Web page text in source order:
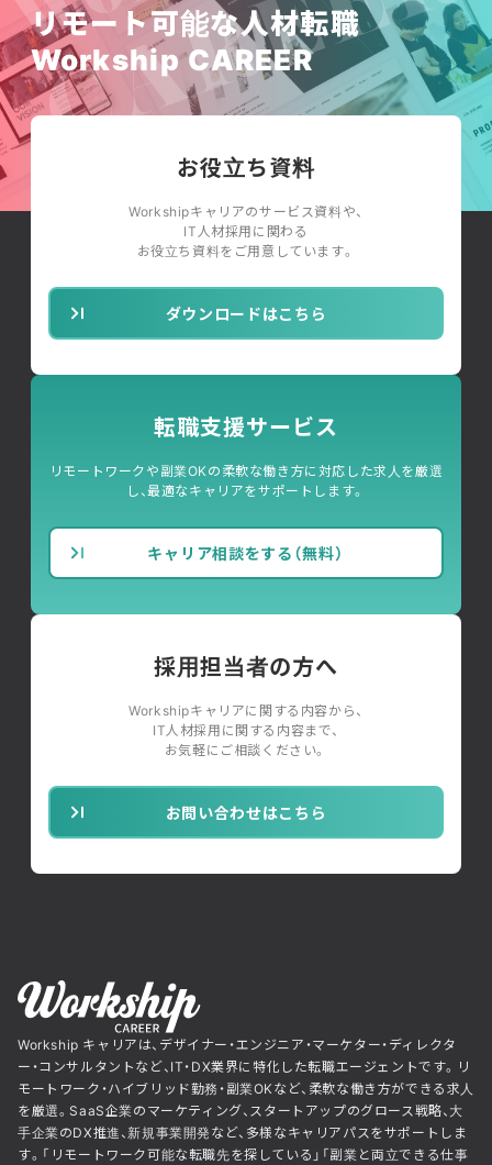
リモート可能な人材転職
Workship CAREER
お役立ち資料
Workshipキャリアのサービス資料や、
IT人材採用に関わる
お役立ち資料をご用意しています。
ダウンロードはこちら
転職支援サービス
リモートワークや副業OKの柔軟な働き方に対応した求人を厳選
し、最適なキャリアをサポートします。
キャリア相談をする（無料）
採用担当者の方へ
Workshipキャリアに関する内容から、
IT人材採用に関する内容まで、
お気軽にご相談ください。
お問い合わせはこちら
Workship キャリアは、デザイナー・エンジニア・マーケター・ディレクタ
ー・コンサルタントなど、IT・DX業界に特化した転職エージェントです。リ
モートワーク・ハイブリッド勤務・副業OKなど、柔軟な働き方ができる求人
を厳選。SaaS企業のマーケティング、スタートアップのグロース戦略、大
手企業のDX推進、新規事業開発など、多様なキャリアパスをサポートしま
す。「リモートワーク可能な転職先を探している」「副業と両立できる仕事